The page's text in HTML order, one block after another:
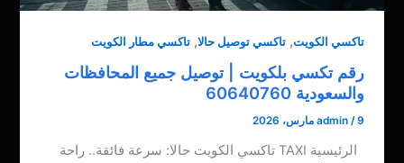
تاكسي الكويت,تاكسي توصيل حالا,تاكسي مطار الكويت
رقم تكسي بلكويت | توصيل جميع المحافظات
والسعودية 60640760
admin /9 مارس، 2026
الرئيسية TAXI تاكسي الكويت حالا: سرعة فائقة.. راحة